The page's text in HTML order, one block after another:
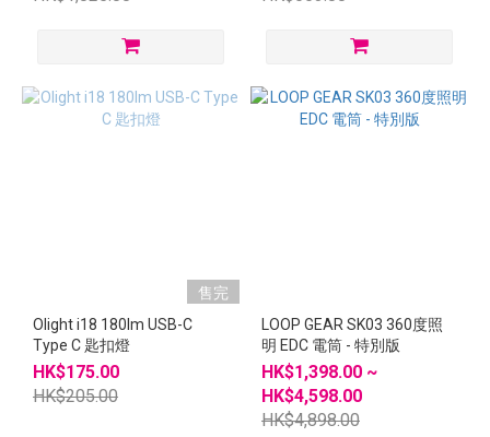
售完
Olight i18 180lm USB-C
Type C 匙扣燈
HK$175.00
HK$205.00
LOOP GEAR SK03 360度照
明 EDC 電筒 - 特別版
HK$1,398.00 ~
HK$4,598.00
HK$4,898.00